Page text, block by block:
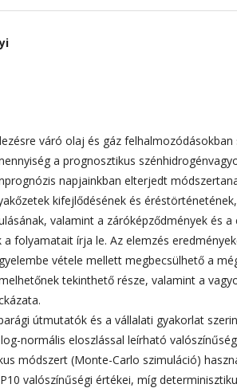
váró olaj és gáz
a prognosztikus
napjainkban elterjedt
kifejlődésének és
valamint a záróképződmények és a
folyamatait írja le. Az elemzés
vétele mellett megbecsülhető a
tekinthető része, valamint a
útmutatók és a vállalati gyakorlat
normális eloszlással leírható
módszert (Monte-Carlo szimuláció)
valószínűségi értékei, míg